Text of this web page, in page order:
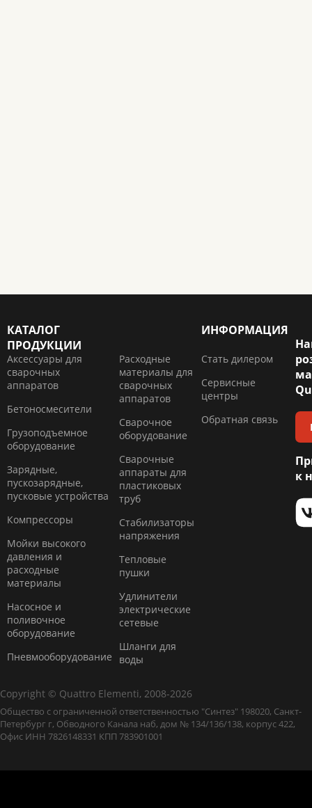
КАТАЛОГ
ПРОДУКЦИИ
Аксессуары для
сварочных
аппаратов
Бетоносмесители
Грузоподъемное
оборудование
Зарядные,
пускозарядные,
пусковые устройства
Компресcоры
Мойки высокого
давления и
расходные
материалы
Насосное и
поливочное
оборудование
Пневмооборудование
Расходные
материалы для
сварочных
аппаратов
Сварочное
оборудование
Сварочные
аппараты для
пластиковых
труб
Стабилизаторы
напряжения
Тепловые
пушки
Удлинители
электрические
сетевые
Шланги для
воды
ИНФОРМАЦИЯ
Стать дилером
Сервисные
центры
Обратная связь
к
Copyright © Quattro Elementi, 2008-2026
Общество с ограниченной ответственностью "Синтез" 198020, Санкт-
Петербург г, Обводного Канала наб, дом № 134/136/138, корпус 422,
Офис ИНН 7826148331 КПП 783901001